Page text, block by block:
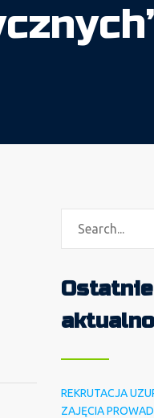
Ostatnie
REKRUTACJA
ZAJĘCIA